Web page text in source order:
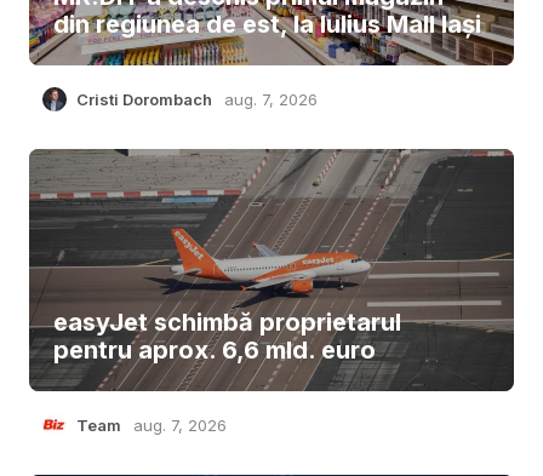
din regiunea de est, la Iulius Mall Iași
Cristi Dorombach aug. 7, 2026
easyJet schimbă proprietarul
pentru aprox. 6,6 mld. euro
Team aug. 7, 2026